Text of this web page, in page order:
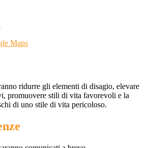
Maps
ridurre gli elementi di disagio, elevare
promuovere stili di vita favorevoli e la
di uno stile di vita pericoloso.